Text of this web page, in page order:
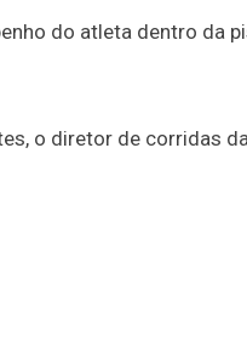
do atleta dentro da
o diretor de corridas